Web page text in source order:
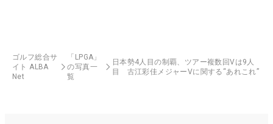
ゴルフ総合サ
イト ALBA
Net
「LPGA」
の写真一
覧
日本勢4人目の制覇、ツアー複数回Vは9人
目 古江彩佳メジャーVに関する“あれこれ”